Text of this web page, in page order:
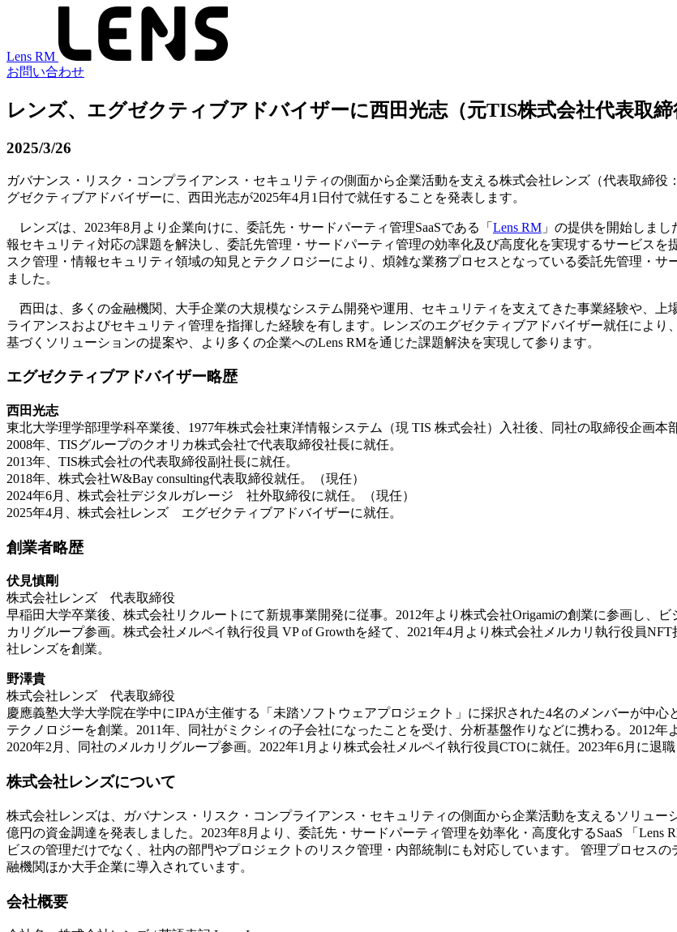
Lens RM
お問い合わせ
レンズ、エグゼクティブアドバイザーに西田光志（元TIS株式会社代表取
2025/3/26
ガバナンス・リスク・コンプライアンス・セキュリティの側面から企業活動を支える株式会社レンズ（代表取締
グゼクティブアドバイザーに、西田光志が2025年4月1日付で就任することを発表します。
レンズは、2023年8月より企業向けに、委託先・サードパーティ管理SaaSである「 Lens RM 」の提供を開始しま
報セキュリティ対応の課題を解決し、委託先管理・サードパーティ管理の効率化及び高度化を実現するサービス
スク管理・情報セキュリティ領域の知見とテクノロジーにより、煩雑な業務プロセスとなっている委託先管理・
ました。
西田は、多くの金融機関、大手企業の大規模なシステム開発や運用、セキュリティを支えてきた事業経験や、
ライアンスおよびセキュリティ管理を指揮した経験を有します。レンズのエグゼクティブアドバイザー就任によ
基づくソリューションの提案や、より多くの企業へのLens RMを通じた課題解決を実現して参ります。
エグゼクティブアドバイザー略歴
西田光志
東北大学理学部理学科卒業後、1977年株式会社東洋情報システム（現 TIS 株式会社）入社後、同社の取締役企画本
2008年、TISグループのクオリカ株式会社で代表取締役社長に就任。
2013年、TIS株式会社の代表取締役副社長に就任。
2018年、株式会社W&Bay consulting代表取締役就任。（現任）
2024年6月、株式会社デジタルガレージ 社外取締役に就任。（現任）
2025年4月、株式会社レンズ エグゼクティブアドバイザーに就任。
創業者略歴
伏見慎剛
株式会社レンズ 代表取締役
早稲田大学卒業後、株式会社リクルートにて新規事業開発に従事。2012年より株式会社Origamiの創業に参画し、
カリグループ参画。株式会社メルペイ執行役員 VP of Growthを経て、2021年4月より株式会社メルカリ執行役員
社レンズを創業。
野澤貴
株式会社レンズ 代表取締役
慶應義塾大学大学院在学中にIPAが主催する「未踏ソフトウェアプロジェクト」に採択された4名のメンバーが中
テクノロジーを創業。2011年、同社がミクシィの子会社になったことを受け、分析基盤作りなどに携わる。2012年
2020年2月、同社のメルカリグループ参画。2022年1月より株式会社メルペイ執行役員CTOに就任。2023年6月に退
株式会社レンズについて
株式会社レンズは、ガバナンス・リスク・コンプライアンス・セキュリティの側面から企業活動を支えるソリュー
億円の資金調達を発表しました。2023年8月より、委託先・サードパーティ管理を効率化・高度化するSaaS 「
ビスの管理だけでなく、社内の部門やプロジェクトのリスク管理・内部統制にも対応しています。 管理プロセス
融機関ほか大手企業に導入されています。
会社概要